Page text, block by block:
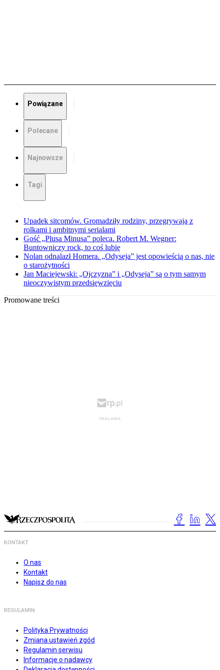
Powiązane
Polecane
Najnowsze
Tagi
Upadek sitcomów. Gromadziły rodziny, przegrywają z
rolkami i ambitnymi serialami
Gość „Plusa Minusa” poleca. Robert M. Wegner:
Buntowniczy rock, to coś lubię
Nolan odnalazł Homera. „Odyseja” jest opowieścią o nas, nie
o starożytności
Jan Maciejewski: „Ojczyzna” i „Odyseja” są o tym samym
nieoczywistym przedsięwzięciu
Promowane treści
KONTAKT
O nas
Kontakt
Napisz do nas
REGULAMIN
Polityka Prywatności
Zmiana ustawień zgód
Regulamin serwisu
Informacje o nadawcy